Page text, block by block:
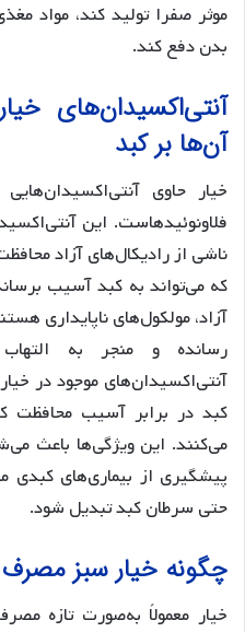
موثر صفرا تولید کند، مواد
بدن دفع کند.
آنتی‌اکسیدان‌های
آن‌ها بر کبد
فلاونوئیدهاست. این
ناشی از رادیکال‌های آزاد
که می‌تواند به کبد آسیب
آزاد، مولکول‌های ناپایداری
رسانده و منجر به
آنتی‌اکسیدان‌های موجود در
کبد در برابر آسیب
می‌کنند. این ویژگی‌ها باعث
پیشگیری از بیماری‌های کبدی
حتی سرطان کبد تبدیل شود.
چگونه خیار سبز مصرف
خیار معمولاً به‌صورت تازه